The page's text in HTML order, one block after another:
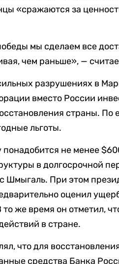
«сражаются за
мы сделаем все
чем раньше», —
разрушениях в
вместо России
страны. По
льготы.
понадобится не менее
в долгосрочной
Шмыгаль. При этом
оценил
же время он отметил,
в стране.
что для
средства Банка